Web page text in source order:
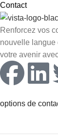
Contact
Renforcez vos
nouvelle langue
votre avenir
options de